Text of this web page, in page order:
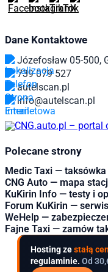
Dane Kontaktowe
Józefosław 05-500,
739 079 527
autelscan.pl
info@autelscan.pl
Polecane strony
Medic Taxi —
CNG Auto — mapa
KuKirin Info — testy i
Forum KuKirin —
WeHelp —
Fajne Taxi — zamów
Hosting zestałą
regulaminie. Od